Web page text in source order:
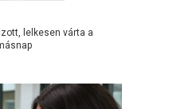
lelkesen várta a